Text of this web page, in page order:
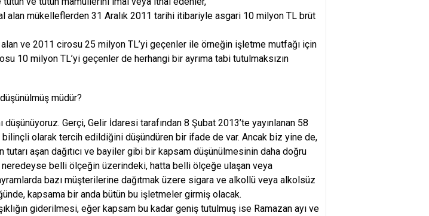
alan mükelleflerden 31 Aralık 2011 tarihi itibariyle asgari 10 milyon TL brüt
ve 2011 cirosu 25 milyon TL’yi geçenler ile örneğin işletme mutfağı için
10 milyon TL’yi geçenler de herhangi bir ayrıma tabi tutulmaksızın
müdür?
düşünüyoruz. Gerçi, Gelir İdaresi tarafından 8 Şubat 2013’te yayınlanan 58
bilinçli olarak tercih edildiğini düşündüren bir ifade de var. Ancak biz yine de,
aşan dağıtıcı ve bayiler gibi bir kapsam düşünülmesinin daha doğru
neredeyse belli ölçeğin üzerindeki, hatta belli ölçeğe ulaşan veya
bazı müşterilerine dağıtmak üzere sigara ve alkollü veya alkolsüz
kapsama bir anda bütün bu işletmeler girmiş olacak.
giderilmesi, eğer kapsam bu kadar geniş tutulmuş ise Ramazan ayı ve